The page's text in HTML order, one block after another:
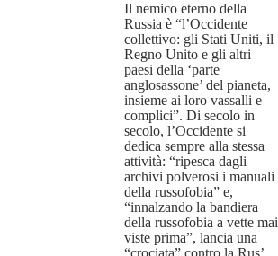
Il nemico eterno della
Russia è “l’Occidente
collettivo: gli Stati Uniti, il
Regno Unito e gli altri
paesi della ‘parte
anglosassone’ del pianeta,
insieme ai loro vassalli e
complici”. Di secolo in
secolo, l’Occidente si
dedica sempre alla stessa
attività: “ripesca dagli
archivi polverosi i manuali
della russofobia” e,
“innalzando la bandiera
della russofobia a vette mai
viste prima”, lancia una